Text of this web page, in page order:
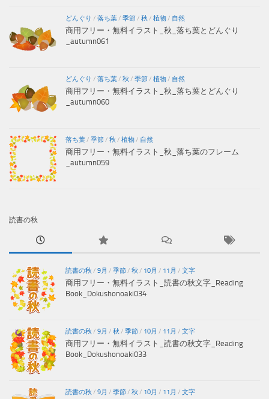
どんぐり / 落ち葉/ 季節/ 秋 / 植物/ 自然
商用フリー・無料イラスト_秋_落ち葉とどんぐり
_autumn061
どんぐり / 落ち葉/ 秋 / 季節/ 植物/ 自然
商用フリー・無料イラスト_秋_落ち葉とどんぐり
_autumn060
落ち葉/ 季節/ 秋 / 植物/ 自然
商用フリー・無料イラスト_秋_落ち葉のフレーム
_autumn059
読書の秋
読書の秋 / 9月 / 季節/ 秋 / 10月 / 11月 / 文字
商用フリー・無料イラスト_読書の秋文字_Reading
Book_Dokushonoaki034
読書の秋 / 9月 / 秋 / 季節/ 10月 / 11月 / 文字
商用フリー・無料イラスト_読書の秋文字_Reading
Book_Dokushonoaki033
読書の秋 / 9月 / 季節/ 秋 / 10月 / 11月 / 文字